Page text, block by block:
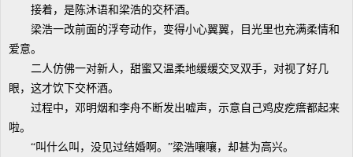
接着，是陈沐语和梁浩的交杯酒。
梁浩一改前面的浮夸动作，变得小心翼翼，目光里也充满柔情和
爱意。
二人仿佛一对新人，甜蜜又温柔地缓缓交叉双手，对视了好几
眼，这才饮下交杯酒。
过程中，邓明烟和李舟不断发出嘘声，示意自己鸡皮疙瘩都起来
啦。
“叫什么叫，没见过结婚啊。”梁浩嚷嚷，却甚为高兴。